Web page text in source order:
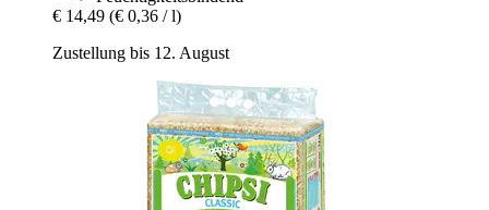
€ 14,49 (€ 0,36 / l)
Zustellung bis 12. August